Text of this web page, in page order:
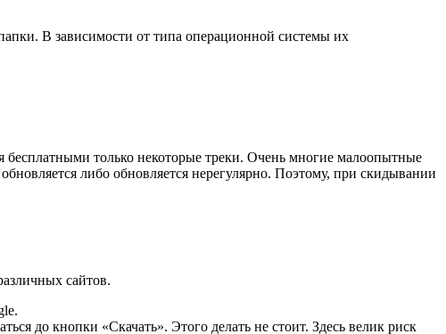
В зависимости от типа операционной системы их
только некоторые треки. Очень многие малоопытные
либо обновляется нерегулярно. Поэтому, при скидывании
сайтов.
до кнопки «Скачать». Этого делать не стоит. Здесь велик риск